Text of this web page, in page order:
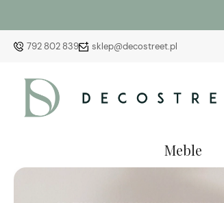
792 802 839 sklep@decostreet.pl
Meble